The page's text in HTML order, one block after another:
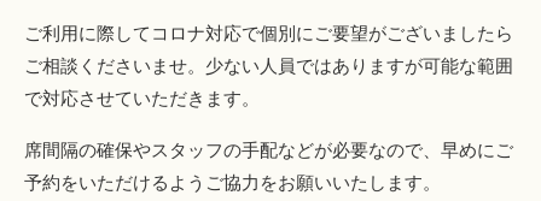
ご利用に際してコロナ対応で個別にご要望がございましたら
ご相談くださいませ。少ない人員ではありますが可能な範囲
で対応させていただきます。
席間隔の確保やスタッフの手配などが必要なので、早めにご
予約をいただけるようご協力をお願いいたします。